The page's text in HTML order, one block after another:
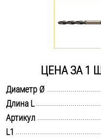
Саморезы и шурупы
Стопорные кольца
Такелаж
Хомуты
ЦЕНА ЗА 1
Диаметр Ø
Длина L
Артикул
L1